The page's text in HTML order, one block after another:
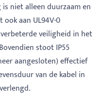
niet alleen duurzaam en
aan UL94V-0
veiligheid in het
stoot IP55
aangesloten) effectief
van de kabel in